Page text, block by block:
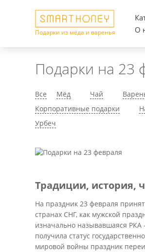
Подарки из мёда и варенья
О
Подарки на 23
Все Мёд Чай
Корпоративные подарки
Урбеч
Традиции, история,
На праздник 23 февраля
странах СНГ, как мужской
изначально называвшаяся РКА
получила статус
мировой войны праздник